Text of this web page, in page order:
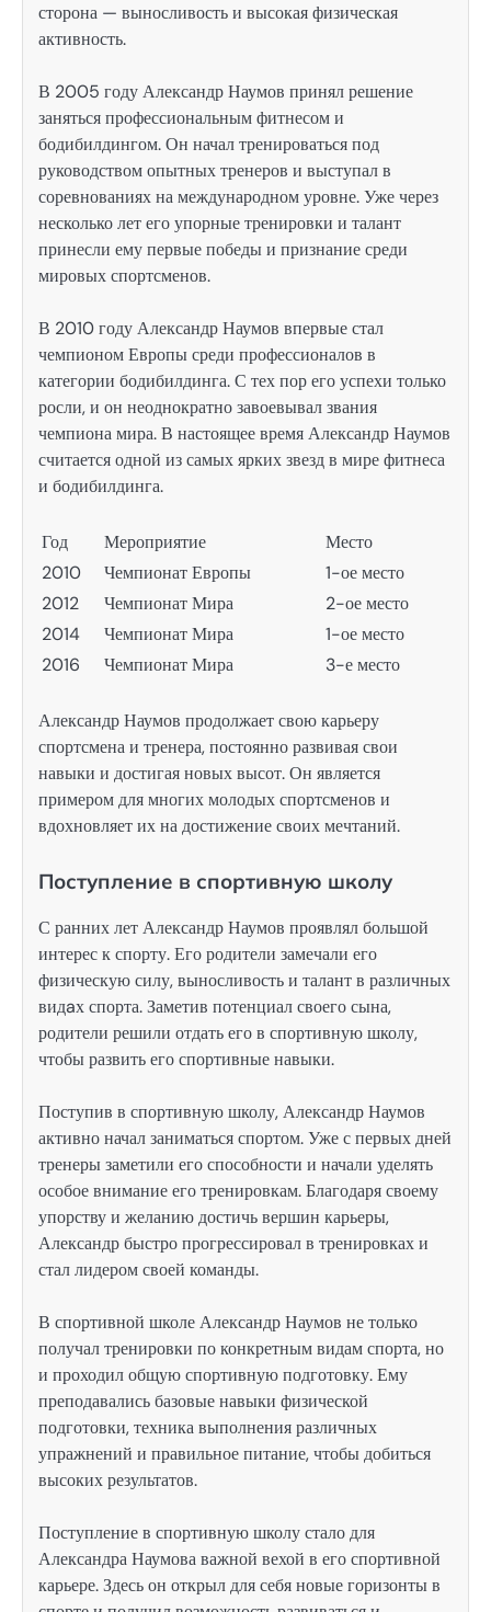
сторона — выносливость и высокая физическая
активность.
В 2005 году Александр Наумов принял решение
заняться профессиональным фитнесом и
бодибилдингом. Он начал тренироваться под
руководством опытных тренеров и выступал в
соревнованиях на международном уровне. Уже через
несколько лет его упорные тренировки и талант
принесли ему первые победы и признание среди
мировых спортсменов.
В 2010 году Александр Наумов впервые стал
чемпионом Европы среди профессионалов в
категории бодибилдинга. С тех пор его успехи только
росли, и он неоднократно завоевывал звания
чемпиона мира. В настоящее время Александр Наумов
считается одной из самых ярких звезд в мире фитнеса
и бодибилдинга.
Год Мероприятие
Место
2010
Чемпионат Европы
1-ое место
2012
Чемпионат Мира
2-ое место
2014
Чемпионат Мира
1-ое место
2016
Чемпионат Мира 3-е место
Александр Наумов продолжает свою карьеру
спортсмена и тренера, постоянно развивая свои
навыки и достигая новых высот. Он является
примером для многих молодых спортсменов и
вдохновляет их на достижение своих мечтаний.
Поступление в спортивную школу
С ранних лет Александр Наумов проявлял большой
интерес к спорту. Его родители замечали его
физическую силу, выносливость и талант в различных
видaх спорта. Заметив потенциал своего сына,
родители решили отдать его в спортивную школу,
чтобы развить его спортивные навыки.
Поступив в спортивную школу, Александр Наумов
активно начал заниматься спортом. Уже с первых дней
тренеры заметили его способности и начали уделять
особое внимание его тренировкам. Благодаря своему
упорству и желанию достичь вершин карьеры,
Александр быстро прогрессировал в тренировках и
стал лидером своей команды.
В спортивной школе Александр Наумов не только
получал тренировки по конкретным видам спорта, но
и проходил общую спортивную подготовку. Ему
преподавались базовые навыки физической
подготовки, техника выполнения различных
упражнений и правильное питание, чтобы добиться
высоких результатов.
Поступление в спортивную школу стало для
Александра Наумова важной вехой в его спортивной
карьере. Здесь он открыл для себя новые горизонты в